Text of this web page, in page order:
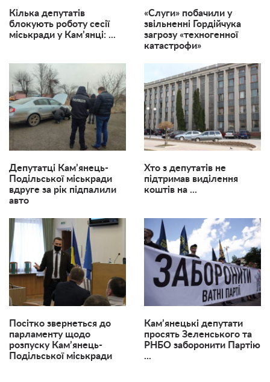
Кілька депутатів
блокують роботу сесії
міськради у Кам’янці: ...
«Слуги» побачили у
звільненні Гордійчука
загрозу «техногенної
катастрофи»
Депутатці Кам’янець-
Подільської міськради
вдруге за рік підпалили
авто
Хто з депутатів не
підтримав виділення
коштів на ...
Посітко звернеться до
парламенту щодо
розпуску Кам’янець-
Подільської міськради
Кам’янецькі депутати
просять Зеленського та
РНБО заборонити Партію
...